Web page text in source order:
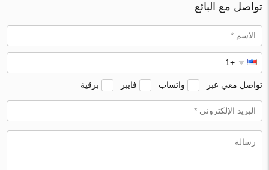
تواصل مع البائع
تواصل معي عبر واتساب فايبر برقية